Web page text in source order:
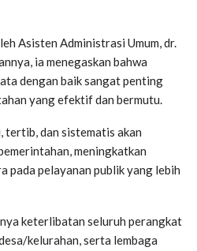
Asisten Administrasi Umum, dr.
ia menegaskan bahwa
dengan baik sangat penting
yang efektif dan bermutu.
tertib, dan sistematis akan
meningkatkan
pada pelayanan publik yang lebih
keterlibatan seluruh perangkat
kelurahan, serta lembaga